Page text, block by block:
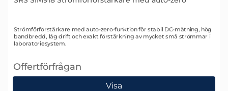
Art. nr 1336
Strömförförstärkare med auto-zero-funktion för stabil DC-mätning, hög
bandbredd, låg drift och exakt förstärkning av mycket små strömmar i
laboratoriesystem.
Offertförfrågan
, SRS SIM918 Strömförförstärkare med auto-zero
Visa